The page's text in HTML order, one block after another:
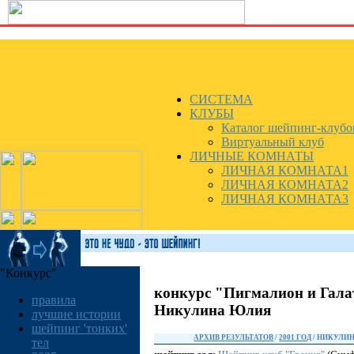
СИСТЕМА
КЛУБЫ
Каталог шейпинг-
Виртуальный клуб
ЛИЧНЫЕ КОМНАТЫ
ЛИЧНАЯ КОМНАТА1
ЛИЧНАЯ КОМНАТА2
ЛИЧНАЯ КОМНАТА3
"Конкурс"
правила
лучшие истории
шейпинг 'тонких'
тел
конкурс "Пигмалион и
Никулина Юлия
АРХИВ РЕЗУЛЬТАТОВ /2001 ГОД /